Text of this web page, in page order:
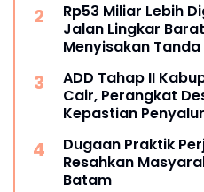
Rp53 Miliar Lebih
Jalan Lingkar
Menyisakan
ADD Tahap II
Cair, Perangkat
Kepastian
Dugaan Praktik
Resahkan
Batam